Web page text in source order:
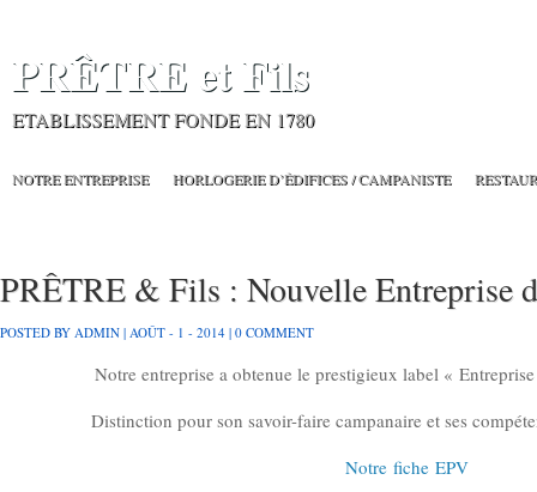
PRÊTRE et Fils
ETABLISSEMENT FONDE EN 1780
NOTRE ENTREPRISE HORLOGERIE D’ÉDIFICES / CAMPANISTE
BLOG HORLOGERIE MONUMENTALE ACTIVITÉS
PRÊTRE & Fils : Nouvelle Entreprise
POSTED BY ADMIN | AOÛT - 1 - 2014 | 0 COMMENT
Notre entreprise a obtenue le prestigieux label «
Distinction pour son savoir-faire campanaire et ses
Notre fiche EPV